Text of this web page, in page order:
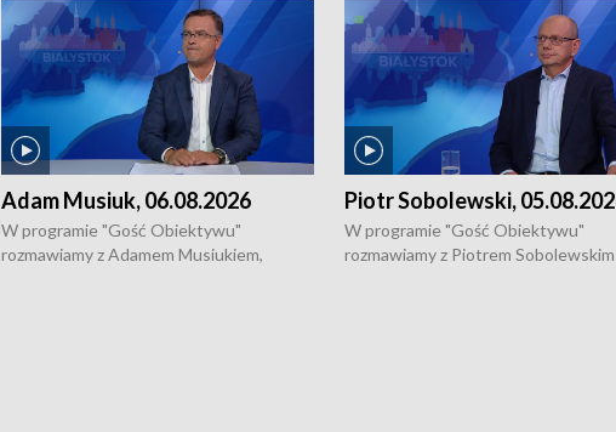
Adam Musiuk, 06.08.2026
W programie "Gość Obiektywu"
rozmawiamy z Adamem Musiukiem,
Piotr Sobolewski,
W programie "Gość Obiektywu"
rozmawiamy z Piotrem